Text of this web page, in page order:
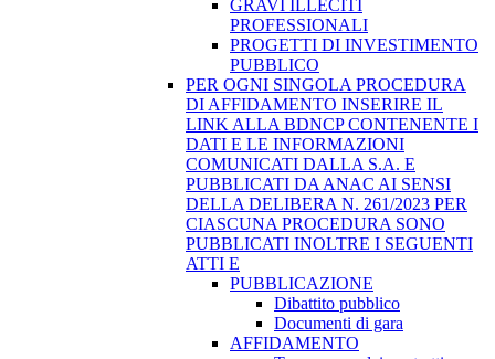
GRAVI ILLECITI
PROFESSIONALI
PROGETTI DI INVESTIMENTO
PUBBLICO
PER OGNI SINGOLA PROCEDURA
DI AFFIDAMENTO INSERIRE IL
LINK ALLA BDNCP CONTENENTE I
DATI E LE INFORMAZIONI
COMUNICATI DALLA S.A. E
PUBBLICATI DA ANAC AI SENSI
DELLA DELIBERA N. 261/2023 PER
CIASCUNA PROCEDURA SONO
PUBBLICATI INOLTRE I SEGUENTI
ATTI E
PUBBLICAZIONE
Dibattito pubblico
Documenti di gara
AFFIDAMENTO